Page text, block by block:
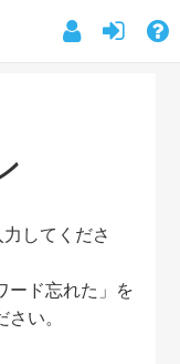
してくださ
ード忘れた」を
い。